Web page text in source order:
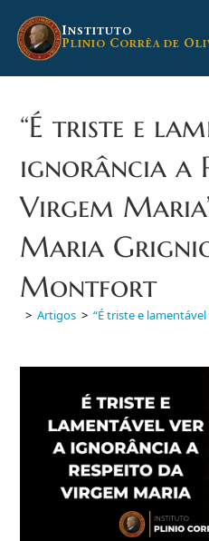
para
INSTITUTO
PLINIO CORRÊA DE O
“É triste e
ignorância a
Virgem
Maria
Montfort
> Artigos > “É triste e